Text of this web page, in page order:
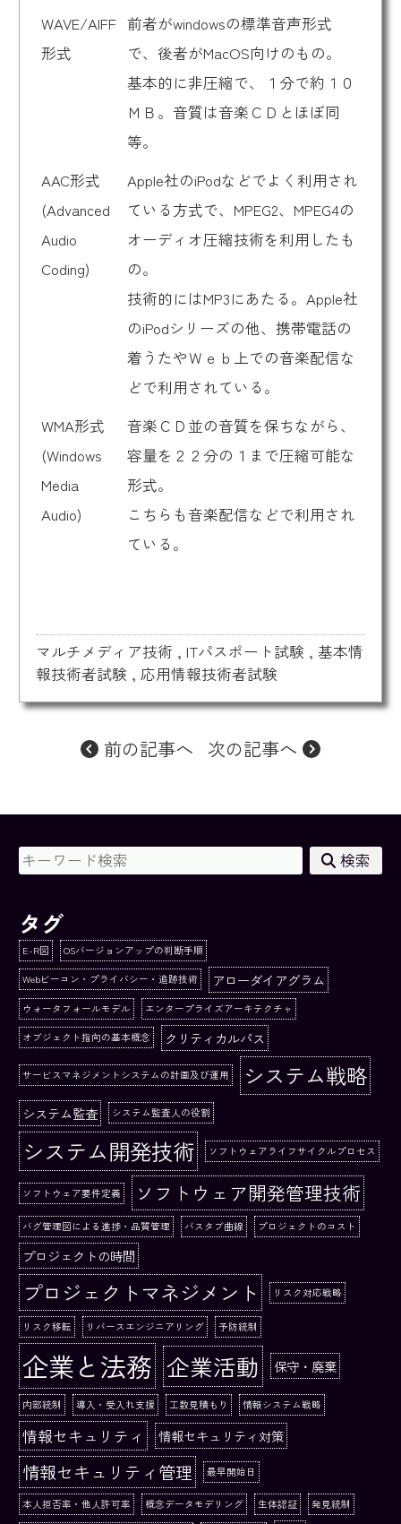
WAVE/AIFF
形式
前者がwindowsの標準音声形式
で、後者がMacOS向けのもの。
基本的に非圧縮で、１分で約１０
ＭＢ。音質は音楽ＣＤとほぼ同
等。
AAC形式
(Advanced
Audio
Coding)
Apple社のiPodなどでよく利用され
ている方式で、MPEG2、MPEG4の
オーディオ圧縮技術を利用したも
の。
技術的にはMP3にあたる。Apple社
のiPodシリーズの他、携帯電話の
着うたやＷｅｂ上での音楽配信な
どで利用されている。
WMA形式
(Windows
Media
Audio)
音楽ＣＤ並の音質を保ちながら、
容量を２２分の１まで圧縮可能な
形式。
こちらも音楽配信などで利用され
ている。
マルチメディア技術 , ITパスポート試験 , 基本情
報技術者試験 , 応用情報技術者試験
前の記事へ 次の記事へ
検索
タグ
E-R図 OSバージョンアップの判断手順
Webビーコン・プライバシー・追跡技術 アローダイアグラム
ウォータフォールモデル エンタープライズアーキテクチャ
オブジェクト指向の基本概念 クリティカルパス
サービスマネジメントシステムの計画及び運用 システム戦略
システム監査 システム監査人の役割
システム開発技術 ソフトウェアライフサイクルプロセス
ソフトウェア要件定義 ソフトウェア開発管理技術
バグ管理図による進捗・品質管理 バスタブ曲線 プロジェクトのコスト
プロジェクトの時間
プロジェクトマネジメント リスク対応戦略
リスク移転 リバースエンジニアリング 予防統制
企業と法務 企業活動 保守・廃棄
内部統制 導入・受入れ支援 工数見積もり 情報システム戦略
情報セキュリティ 情報セキュリティ対策
情報セキュリティ管理 最早開始日
本人拒否率・他人許可率 概念データモデリング 生体認証 発見統制